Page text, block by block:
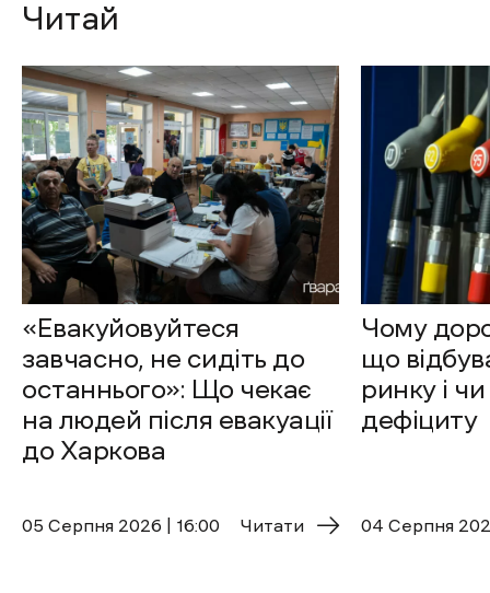
Читай
«Евакуйовуйтеся
завчасно, не сидіть до
останнього»: Що чекає
на людей після евакуації
до Харкова
05 Cерпня 2026 | 16:00 Читати
Чому
що
ринку і
дефіциту
04 Cерпня